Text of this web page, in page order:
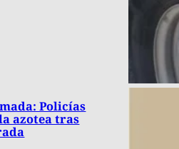
Policías
azotea tras